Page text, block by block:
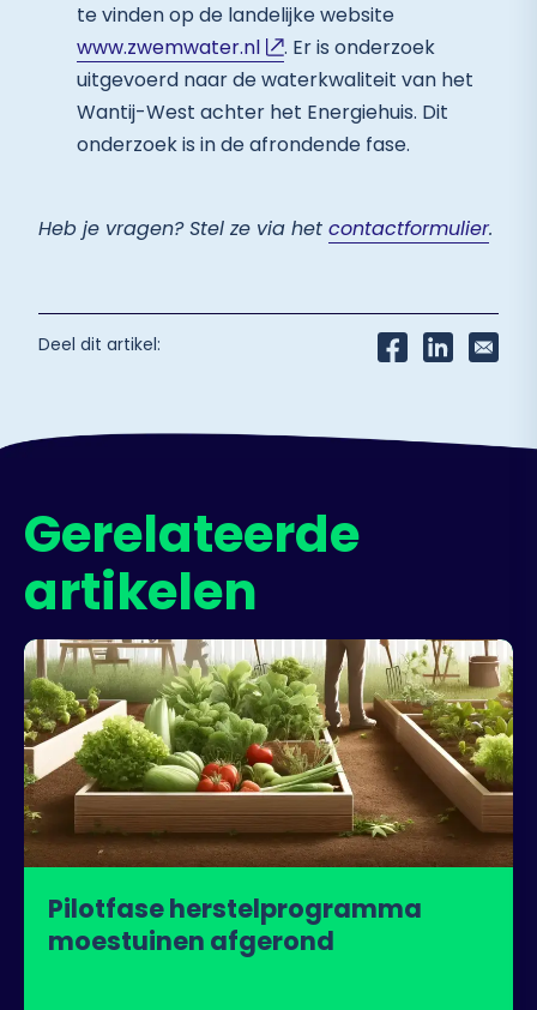
te vinden op de landelijke website
www.zwemwater.nl
. Er is onderzoek
uitgevoerd naar de waterkwaliteit van het
Wantij-West achter het Energiehuis. Dit
onderzoek is in de afrondende fase.
Heb je vragen? Stel ze via het contactformulier.
Deel dit artikel:
Gerelateerde
artikelen
Pilotfase herstelprogramma
moestuinen afgerond